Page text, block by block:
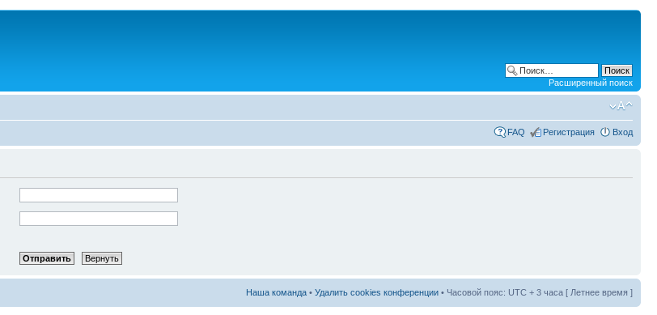
Расширенный поиск
FAQ Регистрация Вход
Наша команда • Удалить cookies конференции • Часовой пояс: UTC + 3 часа [ Летнее время ]